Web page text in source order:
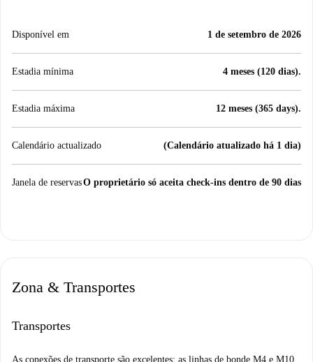
Disponível em 1 de setembro de 2026
Estadia mínima 4 meses (120 dias).
Estadia máxima 12 meses (365 days).
Calendário actualizado (Calendário atualizado há 1 dia)
Janela de reservasO proprietário só aceita check-ins dentro de 90 dias
Zona & Transportes
Transportes
As conexões de transporte são excelentes: as linhas de bonde M4 e M10